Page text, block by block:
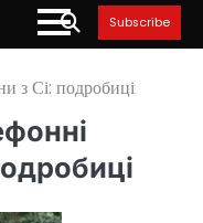
Subscribe
з Сі: подробиці